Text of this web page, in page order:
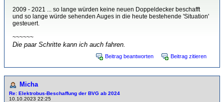
2009 - 2021 ... so lange würden keine neuen Doppeldecker beschafft
und so lange würde sehenden Auges in die heute bestehende 'Situation'
gesteuert.
~~~~~~
Die paar Schritte kann ich auch fahren.
Beitrag beantworten Beitrag zitieren
Micha
Re: Elektrobus-Beschaffung der BVG ab 2024
10.10.2023 22:25